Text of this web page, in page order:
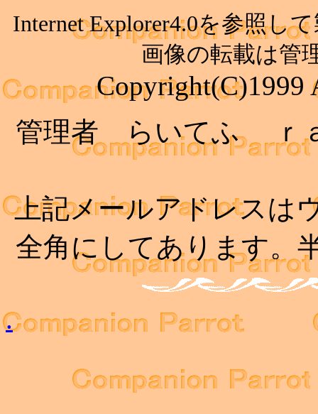
Internet Explorer4.0を参照し
画像の転載は管
Copyright(C)1999
管理者 らいてふ ｒａ
上記メールアドレスは
全角にしてあります。
.